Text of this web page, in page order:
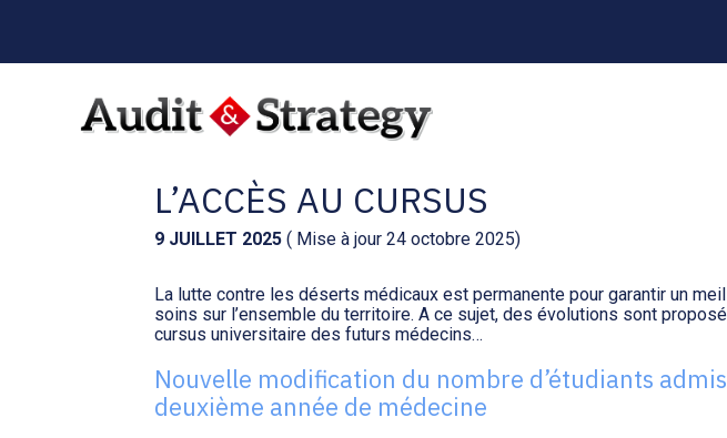
sub-
header
Aller
L’ACCÈS AU CURSUS
9 JUILLET 2025 ( Mise à jour 24 octobre 2025)
La lutte contre les déserts médicaux est permanente pour garantir un
soins sur l’ensemble du territoire. A ce sujet, des évolutions sont
cursus universitaire des futurs médecins…
Nouvelle modification du nombre d’étudiants
deuxième année de médecine